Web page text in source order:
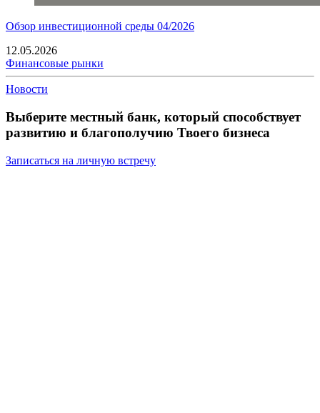
Обзор инвестиционной среды 04/2026
12.05.2026
Финансовые рынки
Новости
Выберите местный банк, который способствует
развитию и благополучию Твоего бизнеса
Записаться на личную встречу